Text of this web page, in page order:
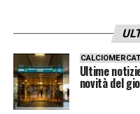
Ultime
novità del